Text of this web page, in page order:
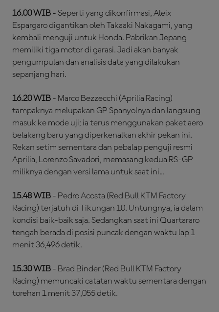
16.00 WIB - Seperti yang dikonfirmasi, Aleix
Espargaro digantikan oleh Takaaki Nakagami, yang
kembali menguji untuk Honda. Pabrikan Jepang
memiliki tiga motor di garasi. Jadi akan banyak
pengumpulan dan analisis data yang dilakukan
sepanjang hari.
16.20 WIB - Marco Bezzecchi (Aprilia Racing)
tampaknya melupakan GP Spanyolnya dan langsung
masuk ke mode uji; ia terus menggunakan paket aero
belakang baru yang diperkenalkan akhir pekan ini.
Rekan setim sementara dan pebalap penguji resmi
Aprilia, Lorenzo Savadori, memasang kedua RS-GP
miliknya dengan versi lama untuk saat ini...
15.48 WIB - Pedro Acosta (Red Bull KTM Factory
Racing) terjatuh di Tikungan 10. Untungnya, ia dalam
kondisi baik-baik saja. Sedangkan saat ini Quartararo
tengah berada di posisi puncak dengan waktu lap 1
menit 36,496 detik.
15.30 WIB - Brad Binder (Red Bull KTM Factory
Racing) memuncaki catatan waktu sementara dengan
torehan 1 menit 37,055 detik.